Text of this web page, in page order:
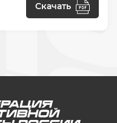
Скачать